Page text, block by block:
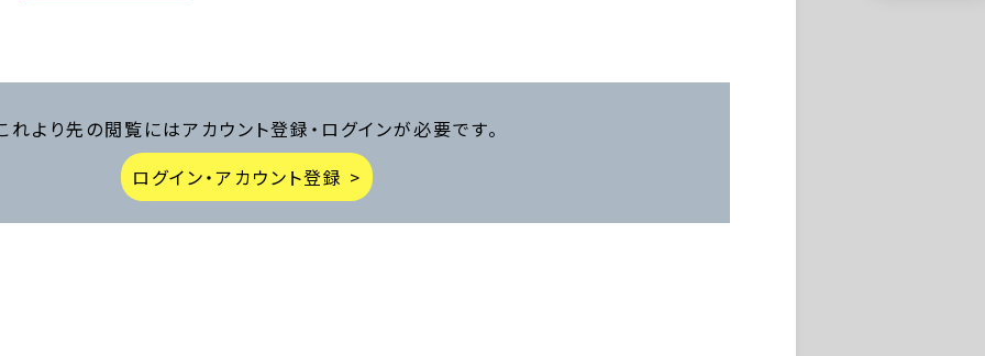
れより先の閲覧にはアカウント登録・ログインが必要です。
ログイン・アカウント登録 >